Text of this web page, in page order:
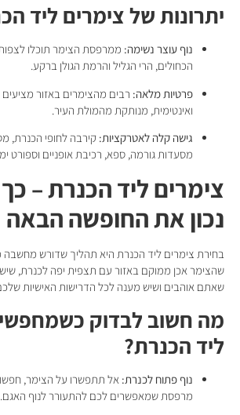
יתרונות של צימרים ליד
נוף עוצר נשימה: ממרפסת הצימר תוכלו
הכחולים, הרי הגליל והרמת הגולן ברקע.
פרטיות מלאה: רבים מהצימרים באזור מציעים
ואינטימית, מנותקת מהמולת העיר.
גישה קלה לאטרקציות: קירבה לחופי הכנרת,
מסעדות גורמה, ספא, רכיבת אופניים וספורט
צימרים ליד הכנרת –
נכון את החופשה הבאה
בחירת צימרים ליד הכנרת היא תהליך שדורש מחשבה
שהצימר אכן ממוקם באזור עם תצפית יפה לכנרת, שיש
שאתם אוהבים ושיש מענה לכל הדרישות האישיות
מה חשוב לבדוק
ליד הכנרת?
נוף פתוח לכנרת: אל תתפשרו על הצימר, חפשו
מרפסת שמאפשרים לכם להתעורר לנוף האגם.